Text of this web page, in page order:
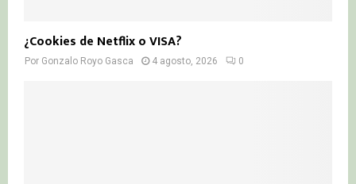
¿Cookies de Netflix o VISA?
Por Gonzalo Royo Gasca 4 agosto, 2026 0